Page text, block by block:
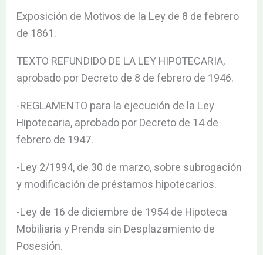
Exposición de Motivos de la Ley de 8 de febrero
de 1861.
TEXTO REFUNDIDO DE LA LEY HIPOTECARIA,
aprobado por Decreto de 8 de febrero de 1946.
-REGLAMENTO para la ejecución de la Ley
Hipotecaria, aprobado por Decreto de 14 de
febrero de 1947.
-Ley 2/1994, de 30 de marzo, sobre subrogación
y modificación de préstamos hipotecarios.
-Ley de 16 de diciembre de 1954 de Hipoteca
Mobiliaria y Prenda sin Desplazamiento de
Posesión.